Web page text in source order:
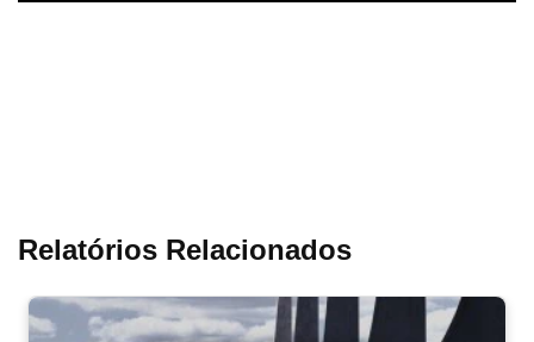
Relatórios Relacionados